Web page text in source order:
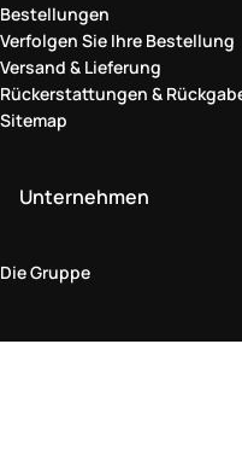
Bestellungen
Verfolgen Sie Ihre Bestellung
Versand & Lieferung
Rückerstattungen &
Sitemap
Unternehmen
Die Gruppe
Rechtlicher Bereich